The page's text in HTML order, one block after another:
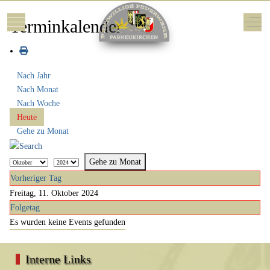
Mobile Menu Toggle Off-
Terminkalender
Nach Jahr
Nach Monat
Nach Woche
Heute
Gehe zu Monat
Gehe zu Monat
Vorheriger Tag
Freitag, 11. Oktober 2024
Folgetag
Es wurden keine Events gefunden
Interne Links